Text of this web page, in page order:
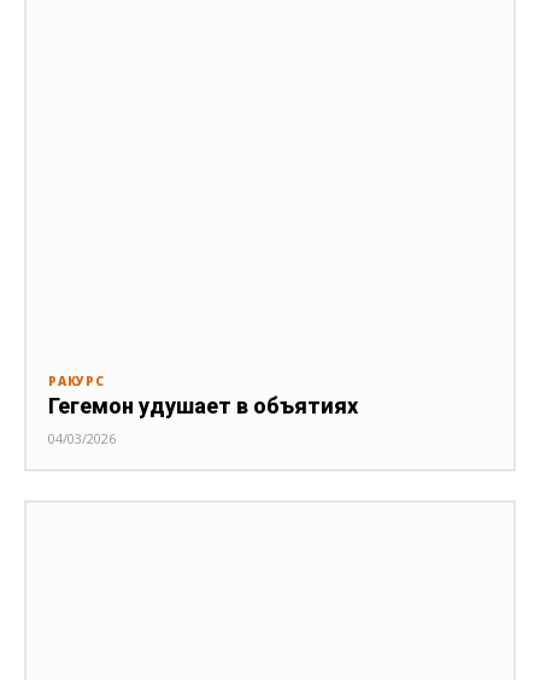
РАКУРС
Гегемон удушает в объятиях
04/03/2026